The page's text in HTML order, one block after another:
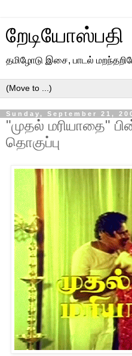
றேடியோஸ்பதி
தமிழோடு இசை, பாடல்
Sunday, September 21,
"முதல் மரியாதை"
தொகுப்பு